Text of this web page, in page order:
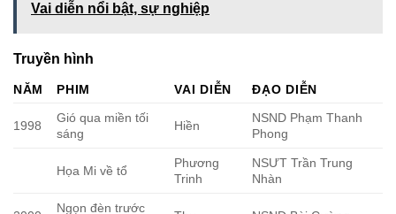
Vai diễn nổi bật, sự nghiệp
Truyền hình
NĂM PHIM VAI DIỄN ĐẠO DIỄN
1998
Gió qua miền tối
sáng
Hiền
NSND Phạm Thanh
Phong
Họa Mi về tổ
Phương
Trinh
NSƯT Trần Trung
Nhàn
Ngọn đèn trước